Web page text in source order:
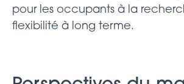
pour les occupants à la
flexibilité à long terme.